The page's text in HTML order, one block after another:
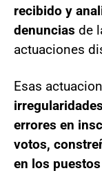
recibido y
denuncias de
actuaciones
Esas
errores en
votos,
en los